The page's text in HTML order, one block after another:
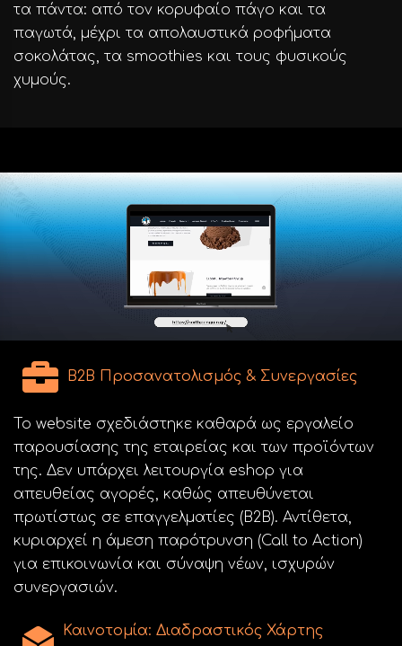
τα πάντα: από τον κορυφαίο πάγο και τα
παγωτά, μέχρι τα απολαυστικά ροφήματα
σοκολάτας, τα smoothies και τους φυσικούς
χυμούς.
B2B Προσανατολισμός & Συνεργασίες
Το website σχεδιάστηκε καθαρά ως εργαλείο
παρουσίασης της εταιρείας και των προϊόντων
της. Δεν υπάρχει λειτουργία eshop για
απευθείας αγορές, καθώς απευθύνεται
πρωτίστως σε επαγγελματίες (B2B). Αντίθετα,
κυριαρχεί η άμεση παρότρυνση (Call to Action)
για επικοινωνία και σύναψη νέων, ισχυρών
συνεργασιών.
Καινοτομία: Διαδραστικός Χάρτης